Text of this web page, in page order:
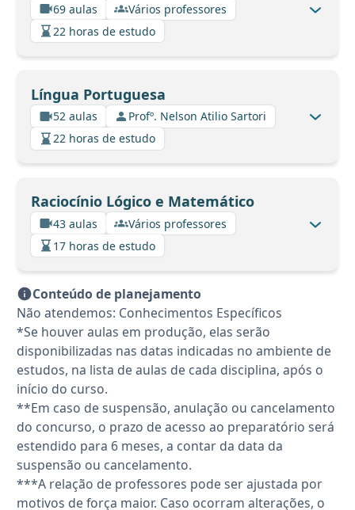
69 aulas
Vários professores
22 horas de estudo
Língua Portuguesa
52 aulas
Profº. Nelson Atilio Sartori
22 horas de estudo
Raciocínio Lógico e Matemático
43 aulas
Vários professores
17 horas de estudo
Conteúdo de planejamento
Não atendemos: Conhecimentos Específicos
*Se houver aulas em produção, elas serão
disponibilizadas nas datas indicadas no ambiente de
estudos, na lista de aulas de cada disciplina, após o
início do curso.
**Em caso de suspensão, anulação ou cancelamento
do concurso, o prazo de acesso ao preparatório será
estendido para 6 meses, a contar da data da
suspensão ou cancelamento.
***A relação de professores pode ser ajustada por
motivos de força maior. Caso ocorram alterações, o